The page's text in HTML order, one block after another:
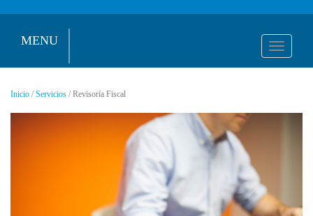
MENU
Inicio /Servicios / Revisoría Fiscal